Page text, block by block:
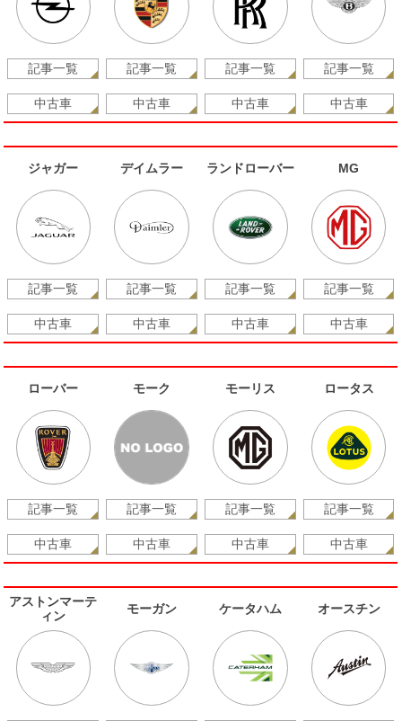
記事一覧
中古車
記事一覧
中古車
記事一覧
中古車
記事一覧
中古車
ジャガー
記事一覧
中古車
デイムラー
記事一覧
中古車
ランドローバー
記事一覧
中古車
MG
記事一覧
中古車
ローバー
記事一覧
中古車
モーク
記事一覧
中古車
モーリス
記事一覧
中古車
ロータス
記事一覧
中古車
アストンマーテ
ィン
モーガン ケータハム オースチン